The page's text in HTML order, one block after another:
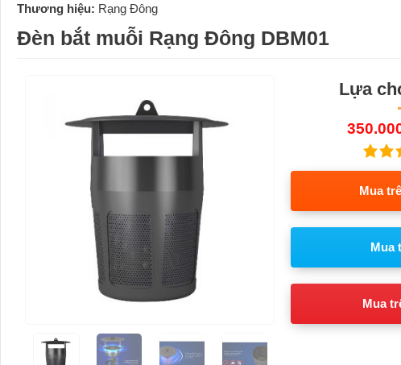
Thương hiệu: Rạng Đông
Đèn bắt muỗi Rạng Đông DBM01
Lựa
Mua
Mua
Mua